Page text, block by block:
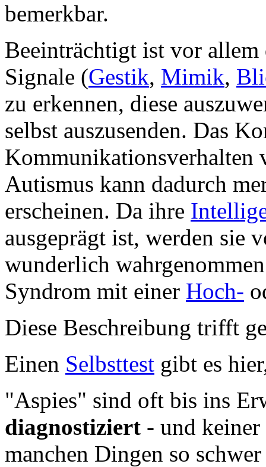
bemerkbar.
Beeinträchtigt ist vor
Signale (Gestik, Mimik,
zu erkennen, diese
selbst auszusenden. Das
Kommunikationsverhalten
Autismus kann dadurch
erscheinen. Da ihre
ausgeprägt ist, werden sie
wunderlich
Syndrom mit einer Hoch-
Diese Beschreibung trifft
Einen Selbsttest gibt es
"Aspies" sind oft bis ins
diagnostiziert - und
manchen Dingen so